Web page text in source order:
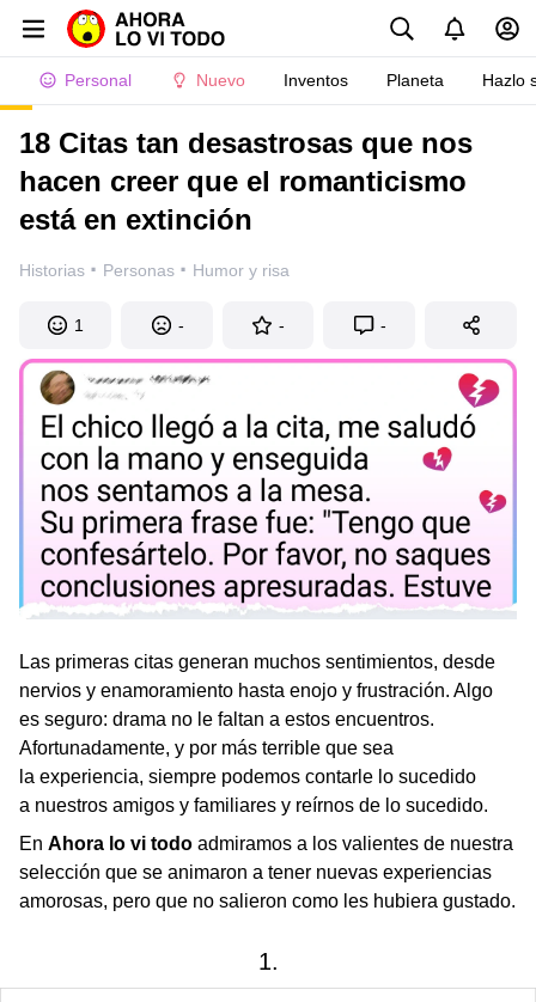
Personal Nuevo Inventos Planeta Hazlo
18 Citas tan desastrosas que nos
hacen creer que el romanticismo
está en extinción
Historias · Personas · Humor y risa
1 - - -
Las primeras citas generan muchos sentimientos, desde
nervios y enamoramiento hasta enojo y frustración. Algo
es seguro: drama no le faltan a estos encuentros.
Afortunadamente, y por más terrible que sea
la experiencia, siempre podemos contarle lo sucedido
a nuestros amigos y familiares y reírnos de lo sucedido.
En Ahora lo vi todo admiramos a los valientes de nuestra
selección que se animaron a tener nuevas experiencias
amorosas, pero que no salieron como les hubiera gustado.
1.